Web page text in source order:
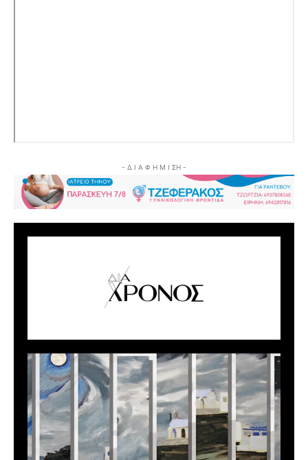
- Δ Ι Α Φ Η Μ Ι ΣΗ -